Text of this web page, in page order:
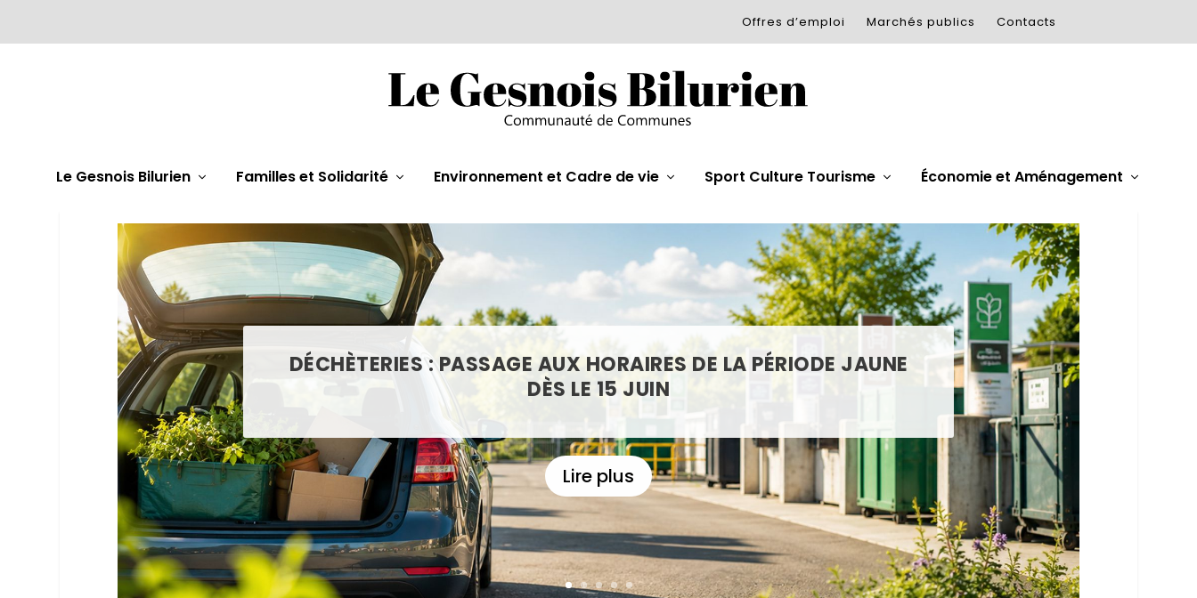
Offres d’emploi Marchés publics Contacts
Le Gesnois Bilurien Familles et Solidarité Environnement et Cadre de vie Sport Culture Tourisme Économie et Aménagement
DÉCHÈTERIES : PASSAGE AUX HORAIRES DE LA PÉRIODE JAUNE
DÈS LE 15 JUIN
Lire plus
SYVALORM : CALENDRIER 2026 DES COLLECTES ET GUIDE